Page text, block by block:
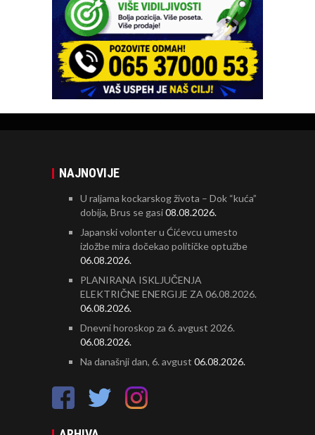
NAJNOVIJE
U raljama kockarskog života – Dok “kuća”
dobija, Brus se gasi08.08.2026.
Japanski volonter u Ćićevcu umesto
izložbe mira dočekao političke optužbe
06.08.2026.
PLANIRANA ISKLJUČENJA
ELEKTRIČNE ENERGIJE ZA 06.08.2026.
06.08.2026.
Dnevni horoskop za 6. avgust 2026.
06.08.2026.
Na današnji dan, 6. avgust 06.08.2026.